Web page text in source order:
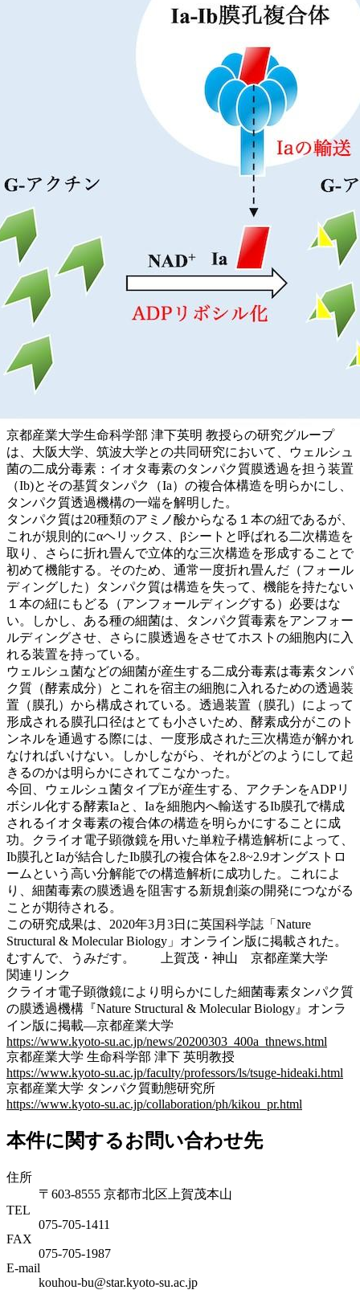
京都産業大学生命科学部 津下英明 教授らの研究グループ
は、大阪大学、筑波大学との共同研究において、ウェルシュ
菌の二成分毒素：イオタ毒素のタンパク質膜透過を担う装置
（Ib)とその基質タンパク（Ia）の複合体構造を明らかにし、
タンパク質透過機構の一端を解明した。
タンパク質は20種類のアミノ酸からなる１本の紐であるが、
これが規則的にαヘリックス、βシートと呼ばれる二次構造を
取り、さらに折れ畳んで立体的な三次構造を形成することで
初めて機能する。そのため、通常一度折れ畳んだ（フォール
ディングした）タンパク質は構造を失って、機能を持たない
１本の紐にもどる（アンフォールディングする）必要はな
い。しかし、ある種の細菌は、タンパク質毒素をアンフォー
ルディングさせ、さらに膜透過をさせてホストの細胞内に入
れる装置を持っている。
ウェルシュ菌などの細菌が産生する二成分毒素は毒素タンパ
ク質（酵素成分）とこれを宿主の細胞に入れるための透過装
置（膜孔）から構成されている。透過装置（膜孔）によって
形成される膜孔口径はとても小さいため、酵素成分がこのト
ンネルを通過する際には、一度形成された三次構造が解かれ
なければいけない。しかしながら、それがどのようにして起
きるのかは明らかにされてこなかった。
今回、ウェルシュ菌タイプEが産生する、アクチンをADPリ
ボシル化する酵素Iaと、Iaを細胞内へ輸送するIb膜孔で構成
されるイオタ毒素の複合体の構造を明らかにすることに成
功。クライオ電子顕微鏡を用いた単粒子構造解析によって、
Ib膜孔とIaが結合したIb膜孔の複合体を2.8~2.9オングストロ
ームという高い分解能での構造解析に成功した。これによ
り、細菌毒素の膜透過を阻害する新規創薬の開発につながる
ことが期待される。
この研究成果は、2020年3月3日に英国科学誌「Nature
Structural & Molecular Biology」オンライン版に掲載された。
むすんで、うみだす。 上賀茂・神山 京都産業大学
関連リンク
クライオ電子顕微鏡により明らかにした細菌毒素タンパク質
の膜透過機構『Nature Structural & Molecular Biology』オンラ
イン版に掲載―京都産業大学
https://www.kyoto-su.ac.jp/news/20200303_400a_thnews.html
京都産業大学 生命科学部 津下 英明教授
https://www.kyoto-su.ac.jp/faculty/professors/ls/tsuge-hideaki.html
京都産業大学 タンパク質動態研究所
https://www.kyoto-su.ac.jp/collaboration/ph/kikou_pr.html
本件に関するお問い合わせ先
住所
〒603-8555 京都市北区上賀茂本山
TEL
075-705-1411
FAX
075-705-1987
E-mail
kouhou-bu@star.kyoto-su.ac.jp